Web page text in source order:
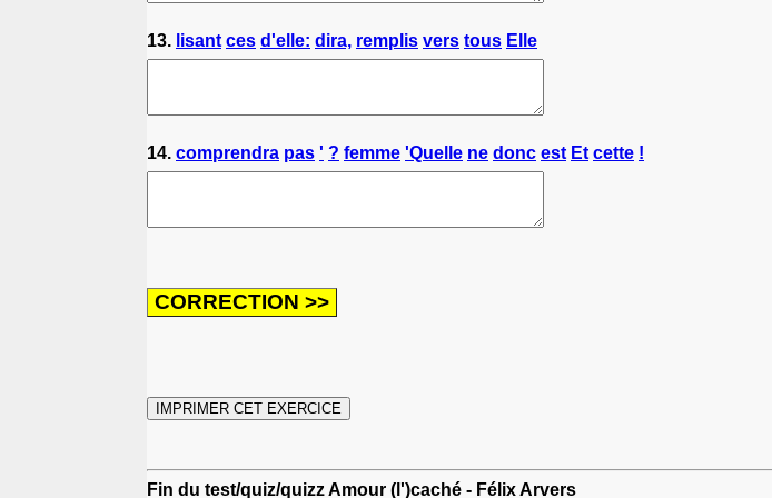
13. lisant ces d'elle: dira, remplis vers tous Elle
14. comprendra pas ' ? femme 'Quelle ne donc est Et cette !
Fin du test/quiz/quizz Amour (l')caché - Félix Arvers